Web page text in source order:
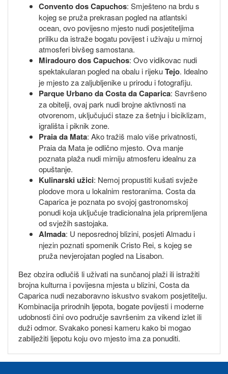
Convento dos Capuchos: Smješteno na brdu s
kojeg se pruža prekrasan pogled na atlantski
ocean, ovo povijesno mjesto nudi posjetiteljima
priliku da istraže bogatu povijest i uživaju u mirnoj
atmosferi bivšeg samostana.
Miradouro dos Capuchos: Ovo vidikovac nudi
spektakularan pogled na obalu i rijekuTejo. Idealno
je mjesto za zaljubljenike u prirodu i fotografiju.
Parque Urbano da Costa da Caparica: Savršeno
za obitelji, ovaj park nudi brojne aktivnosti na
otvorenom, uključujući staze za šetnju i biciklizam,
igrališta i piknik zone.
Praia da Mata: Ako tražiš malo više privatnosti,
Praia da Mata je odlično mjesto. Ova manje
poznata plaža nudi mirniju atmosferu idealnu za
opuštanje.
Kulinarski užici: Nemoj propustiti kušati svježe
plodove mora u lokalnim restoranima. Costa da
Caparica je poznata po svojoj gastronomskoj
ponudi koja uključuje tradicionalna jela pripremljena
od svježih sastojaka.
Almada: U neposrednoj blizini, posjeti Almadu i
njezin poznati spomenik Cristo Rei, s kojeg se
pruža nevjerojatan pogled na Lisabon.
Bez obzira odlučiš li uživati na sunčanoj plaži ili istražiti
brojna kulturna i povijesna mjesta u blizini, Costa da
Caparica nudi nezaboravno iskustvo svakom posjetitelju.
Kombinacija prirodnih ljepota, bogate povijesti i moderne
udobnosti čini ovo područje savršenim za vikend izlet ili
duži odmor. Svakako ponesi kameru kako bi mogao
zabilježiti ljepotu koju ovo mjesto ima za ponuditi.